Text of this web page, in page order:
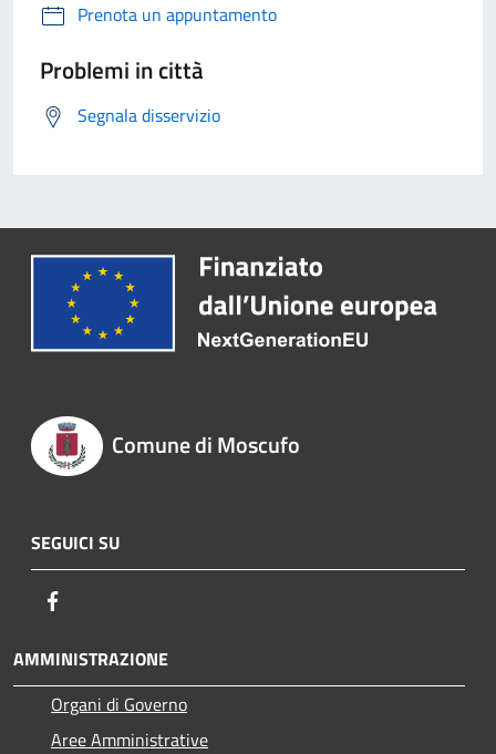
Prenota un appuntamento
Problemi in città
Segnala disservizio
Comune di Moscufo
SEGUICI SU
AMMINISTRAZIONE
Organi di Governo
Aree Amministrative